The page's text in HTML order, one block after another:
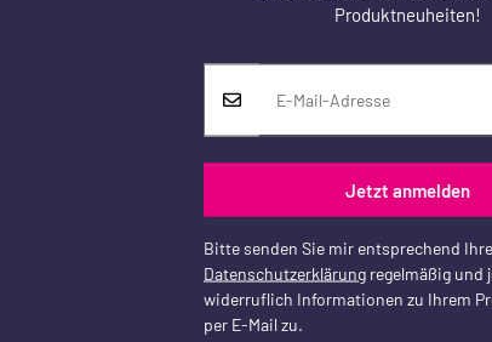
Produktneuheiten!
Jetzt anmelden
Bitte senden Sie mir entsprechend
Datenschutzerklärung regelmäßig und
widerruflich Informationen zu Ihrem
per E-Mail zu.